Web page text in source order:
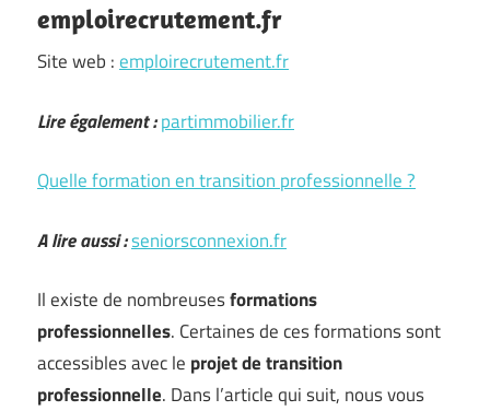
emploirecrutement.fr
Site web :emploirecrutement.fr
Lire également :partimmobilier.fr
Quelle formation en transition professionnelle ?
A lire aussi :seniorsconnexion.fr
Il existe de nombreusesformations
professionnelles. Certaines de ces formations sont
accessibles avec le projet de transition
professionnelle. Dans l’article qui suit, nous vous